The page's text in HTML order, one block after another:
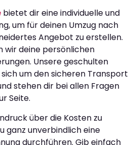
bietet dir eine individuelle und
um für deinen Umzug nach
Angebot zu erstellen.
wir deine persönlichen
Unsere geschulten
um den sicheren Transport
stehen dir bei allen Fragen
Seite.
über die Kosten zu
ganz unverbindlich eine
durchführen. Gib einfach